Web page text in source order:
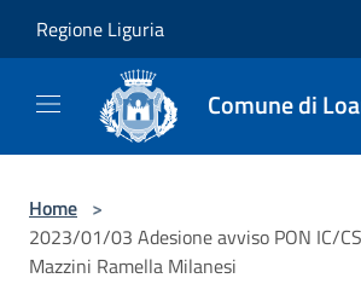
Regione Liguria
Comune di
Home >
2023/01/03 Adesione avviso PON IC/
Mazzini Ramella Milanesi